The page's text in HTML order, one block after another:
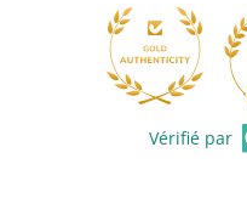
Vérifié par